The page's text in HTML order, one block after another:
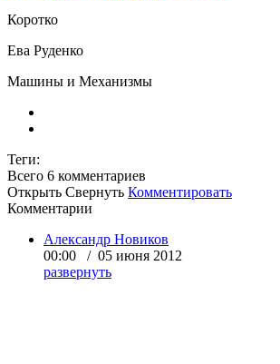
Коротко
Ева Руденко
Машины и Механизмы
Теги:
Всего 6 комментариев
Открыть Свернуть Комментировать
Комментарии
Александр Новиков
00:00 / 05 июня 2012
развернуть